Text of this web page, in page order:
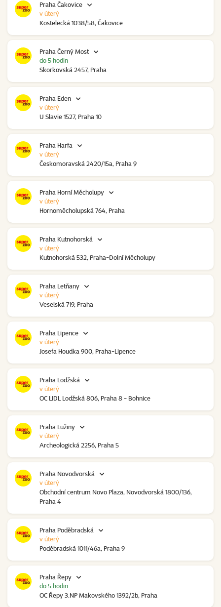
Praha Čakovice
Kostelecká 1038/58, Čakovice
v úterý
Praha Černý Most
Skorkovská 2457, Praha
do 5 hodin
Praha Eden
U Slavie 1527, Praha 10
v úterý
Praha Harfa
Českomoravská 2420/15a, Praha 9
v úterý
Praha Horní Měcholupy
Hornoměcholupská 764, Praha
v úterý
Praha Kutnohorská
Kutnohorská 532, Praha-Dolní Měcholupy
v úterý
Praha Letňany
Veselská 719, Praha
v úterý
Praha Lipence
Josefa Houdka 900, Praha-Lipence
v úterý
Praha Lodžská
OC LIDL Lodžská 806, Praha 8 - Bohnice
v úterý
Praha Lužiny
Archeologická 2256, Praha 5
v úterý
Praha Novodvorská
Obchodní centrum Novo Plaza, Novodvorská 1800/136,
Praha 4
v úterý
Praha Poděbradská
Poděbradská 1011/46a, Praha 9
v úterý
Praha Řepy
OC Řepy 3.NP Makovského 1392/2b, Praha
do 5 hodin